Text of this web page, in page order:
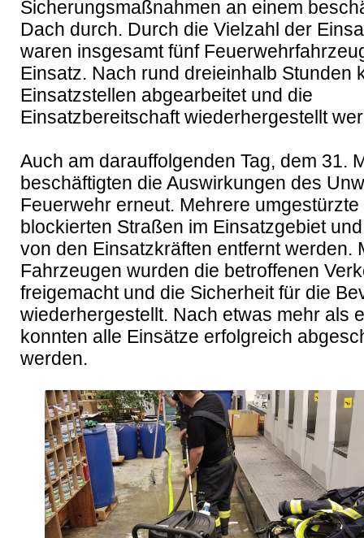
Sicherungsmaßnahmen an einem
Dach durch. Durch die Vielzahl der
waren insgesamt fünf
Einsatz. Nach rund dreieinhalb Stunden
Einsatzstellen abgearbeitet und die
Einsatzbereitschaft wiederhergestellt
Auch am darauffolgenden Tag, dem 31.
beschäftigten die Auswirkungen des
Feuerwehr erneut. Mehrere umgestürzte
blockierten Straßen im Einsatzgebiet
von den Einsatzkräften entfernt werden.
Fahrzeugen wurden die betroffenen
freigemacht und die Sicherheit für die
wiederhergestellt. Nach etwas mehr als
konnten alle Einsätze erfolgreich
werden.